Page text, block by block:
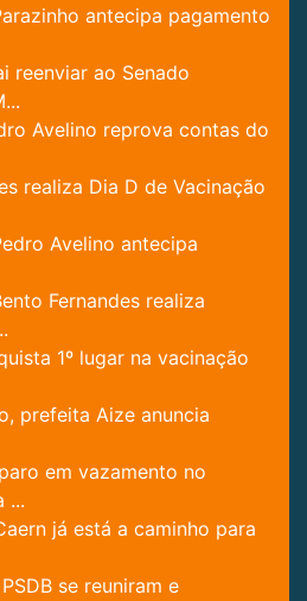
antecipa pagamento
reenviar ao Senado
Avelino reprova contas do
realiza Dia D de Vacinação
Avelino antecipa
Fernandes realiza
1º lugar na vacinação
prefeita Aize anuncia
em vazamento no
...
já está a caminho para
se reuniram e